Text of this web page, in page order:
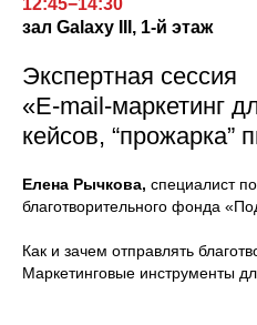
12:45−14:30
зал Galaxy III, 1-й этаж
Экспертная сессия
«E-mail-маркетинг
кейсов, “прожарка”
Елена Рычкова, специалист
благотворительного фонда
Как и зачем отправлять
Маркетинговые инструменты